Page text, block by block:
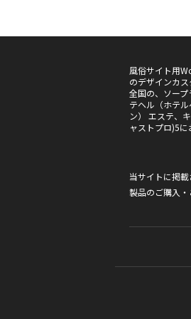
風俗サイト用
のデザインカス
全国の、ソー
テヘル（ホテ
ン） エステ、
ャストプロ)5に
当サイトに掲
製品のご購入